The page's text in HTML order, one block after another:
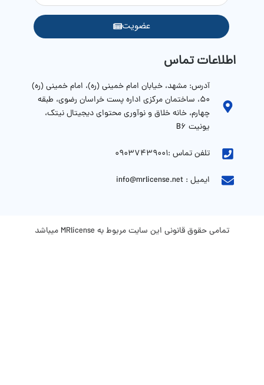
عضویت
اطلاعات تماس
آدرس: مشهد، خیابان امام خمینی (ره)، امام خمینی (ره)
۵۰، ساختمان مرکزی اداره پست خراسان رضوی، طبقه
چهارم، خانه خلاق و نوآوری محتوای دیجیتال نیتک،
یونیت B6
تلفن تماس :09037439001
ایمیل : info@mrlicense.net
تمامی حقوق قانونی این سایت مربوط به MRlicense میباشد